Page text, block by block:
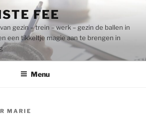
FEE
gezin – trein – werk – gezin de ballen in
een tikkeltje magie aan te brengen in
Menu
MARIE